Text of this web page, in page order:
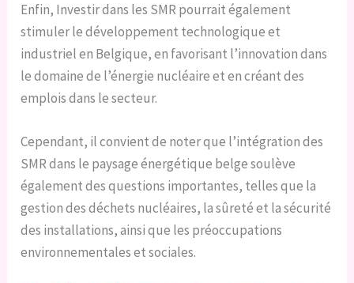
Enfin, Investir dans les SMR pourrait également
stimuler le développement technologique et
industriel en Belgique, en favorisant l’innovation dans
le domaine de l’énergie nucléaire et en créant des
emplois dans le secteur.
Cependant, il convient de noter que l’intégration des
SMR dans le paysage énergétique belge soulève
également des questions importantes, telles que la
gestion des déchets nucléaires, la sûreté et la sécurité
des installations, ainsi que les préoccupations
environnementales et sociales.